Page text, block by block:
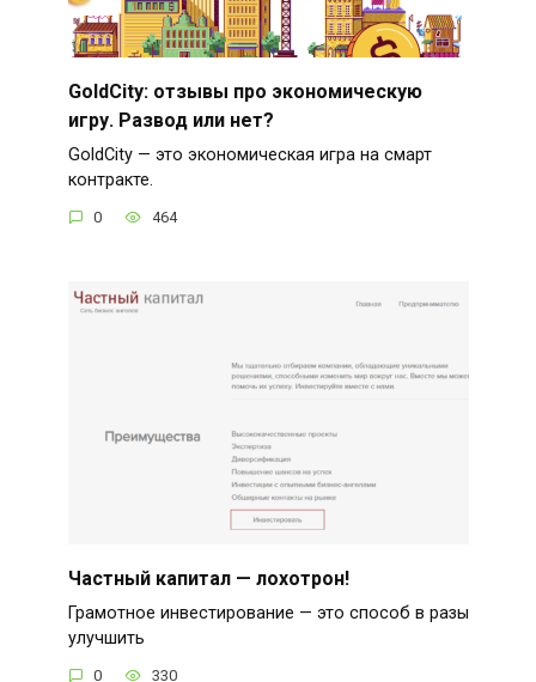
GoldCity: отзывы про экономическую
игру. Развод или нет?
GoldCity — это экономическая игра на смарт
контракте.
0 464
Частный капитал — лохотрон!
Грамотное инвестирование — это способ в разы
улучшить
0 330